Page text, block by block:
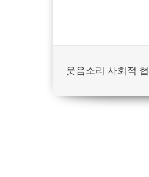
웃음소리 사회적